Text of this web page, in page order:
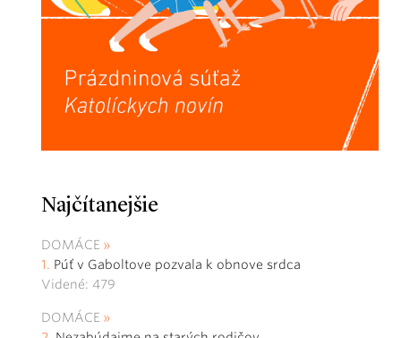
Najčítanejšie
DOMÁCE
Púť v Gaboltove pozvala k obnove srdca
Videné: 479
DOMÁCE